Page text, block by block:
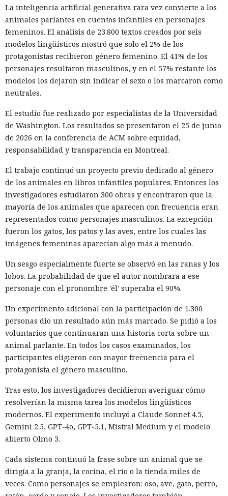
La inteligencia artificial generativa rara vez convierte a los
animales parlantes en cuentos infantiles en personajes
femeninos. El análisis de 23.800 textos creados por seis
modelos lingüísticos mostró que solo el 2% de los
protagonistas recibieron género femenino. El 41% de los
personajes resultaron masculinos, y en el 57% restante los
modelos los dejaron sin indicar el sexo o los marcaron como
neutrales.
El estudio fue realizado por especialistas de la Universidad
de Washington. Los resultados se presentaron el 25 de junio
de 2026 en la conferencia de ACM sobre equidad,
responsabilidad y transparencia en Montreal.
El trabajo continuó un proyecto previo dedicado al género
de los animales en libros infantiles populares. Entonces los
investigadores estudiaron 300 obras y encontraron que la
mayoría de los animales que aparecen con frecuencia eran
representados como personajes masculinos. La excepción
fueron los gatos, los patos y las aves, entre los cuales las
imágenes femeninas aparecían algo más a menudo.
Un sesgo especialmente fuerte se observó en las ranas y los
lobos. La probabilidad de que el autor nombrara a ese
personaje con el pronombre 'él' superaba el 90%.
Un experimento adicional con la participación de 1.300
personas dio un resultado aún más marcado. Se pidió a los
voluntarios que continuaran una historia corta sobre un
animal parlante. En todos los casos examinados, los
participantes eligieron con mayor frecuencia para el
protagonista el género masculino.
Tras esto, los investigadores decidieron averiguar cómo
resolverían la misma tarea los modelos lingüísticos
modernos. El experimento incluyó a Claude Sonnet 4.5,
Gemini 2.5, GPT-4o, GPT-5.1, Mistral Medium y el modelo
abierto Olmo 3.
Cada sistema continuó la frase sobre un animal que se
dirigía a la granja, la cocina, el río o la tienda miles de
veces. Como personajes se emplearon: oso, ave, gato, perro,